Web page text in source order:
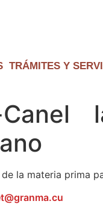
TRÁMITES Y
la materia prima